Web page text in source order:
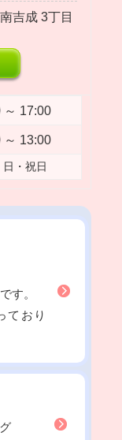
吉成 3丁目
～ 17:00
～ 13:00
日・祝日
す。
ており